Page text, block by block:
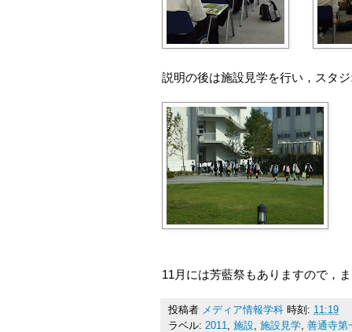
説明の後は施設見学を行い，スタ
11月には芳藍祭もありますので，
投稿者 メディア情報学科 時刻: 11:19
ラベル: 2011, 施設, 施設見学, 善通寺第